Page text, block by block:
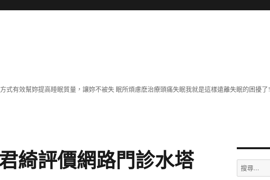
有效幫妳提高睡眠質量，讓妳不被失 眠所煩慮麽治療頭痛失眠我就是這樣遠離失眠的困擾了!
綺評價網路門診水塔
搜
尋